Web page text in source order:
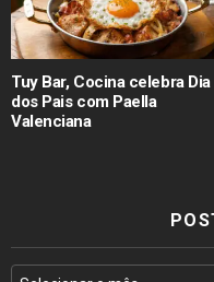
Tuy Bar, Cocina celebra Dia
dos Pais com Paella
Valenciana